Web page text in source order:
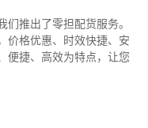
推出了零担配货服务。
价格优惠、时效快捷、安
便捷、高效为特点，让您